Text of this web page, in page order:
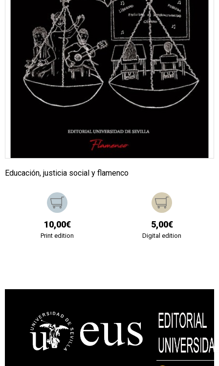
Educación, justicia social y flamenco
10,00€
Print edition
5,00€
Digital edition